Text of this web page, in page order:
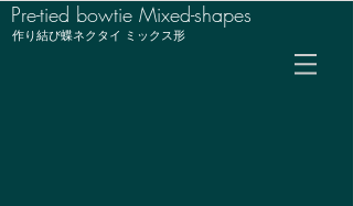
Pre-tied bowtie Mixed-shapes
作り結び蝶ネクタイ ミックス形